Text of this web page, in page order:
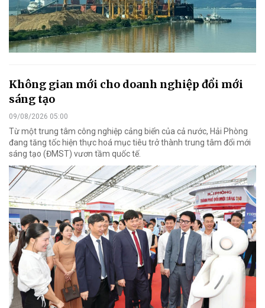
Không gian mới cho doanh nghiệp đổi mới
sáng tạo
09/08/2026 05:00
Từ một trung tâm công nghiệp cảng biển của cả nước, Hải Phòng
đang tăng tốc hiện thực hoá mục tiêu trở thành trung tâm đổi mới
sáng tạo (ĐMST) vươn tầm quốc tế.